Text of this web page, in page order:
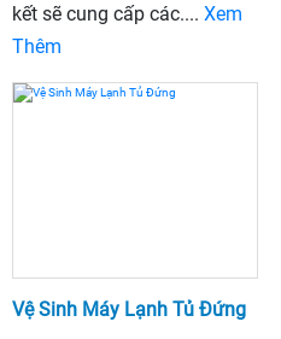
kết sẽ cung cấp các.... Xem
Thêm
Vệ Sinh Máy Lạnh Tủ Đứng